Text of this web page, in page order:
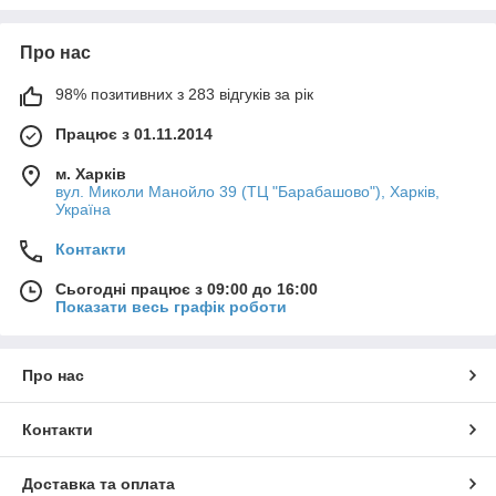
для радіаторного опалення.
із запасом по ширині. Також переконайтеся, що
корпус шафи без порушення цілісності несучих
Часті запитання
Як правильно підібрати розмір шафи?
Орієнтуйтеся на кількість виходів вашого колектора.
будь-якої системи.
Чи можна встановити шафу в гіпсокартонну
стіну?
Про нас
98% позитивних з 283 відгуків за рік
Працює з 01.11.2014
м. Харків
вул. Миколи Манойло 39 (ТЦ "Барабашово"), Харків,
Україна
Контакти
Сьогодні працює з 09:00 до 16:00
Показати весь графік роботи
Про нас
Контакти
Доставка та оплата